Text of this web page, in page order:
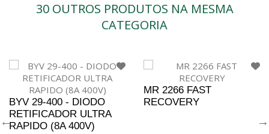
30 OUTROS PRODUTOS NA MESMA
CATEGORIA
BYV 29-400 - DIODO
RETIFICADOR ULTRA
RAPIDO (8A 400V)
MR 2266 FAST
RECOVERY